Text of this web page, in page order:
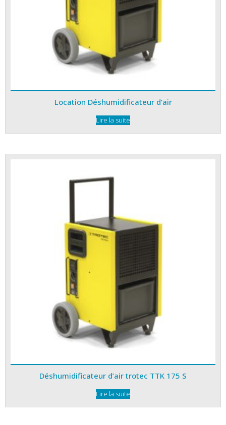
Location Déshumidificateur d’air
Lire la suite
Déshumidificateur d’air trotec TTK 175 S
Lire la suite